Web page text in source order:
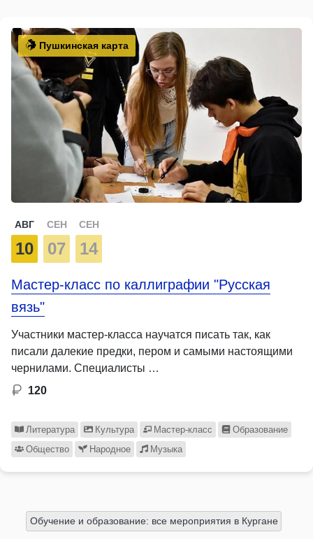
Пушкинская карта
АВГ
10
СЕН
07
СЕН
14
Мастер-класс по каллиграфии "Русская
вязь"
Участники мастер-класса научатся писать так, как
писали далекие предки, пером и самыми настоящими
чернилами. Специалисты …
120
Литература Культура Мастер-класс
Образование
Общество
Народное Музыка
Обучение и образование: все мероприятия в Кургане